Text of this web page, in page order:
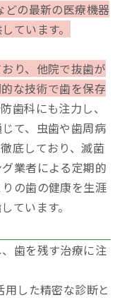
どの最新の医療機器
ています。
り、他院で抜歯が
な技術で歯を保存
歯科にも注力し、
て、虫歯や歯周病
底しており、滅菌
業者による定期的
の歯の健康を生涯
ています。
歯を残す治療に注
用した精密な診断と